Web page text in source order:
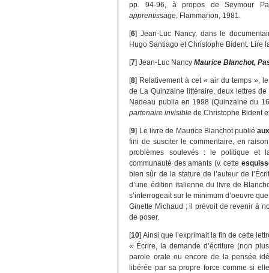
pp. 94-96, à propos de Seymour
apprentissage, Flammarion, 1981.
[6]Jean-Luc Nancy, dans le
Hugo Santiago et Christophe Bident. Lire
[7]Jean-Luc NancyMaurice Blanchot,
[8] Relativement à cet « air du temps »,
de La Quinzaine littéraire, deux lettres
Nadeau publia en 1998 (Quinzaine du
partenaire invisible de Christophe Bident
[9] Le livre de Maurice Blanchot publié
fini de susciter le commentaire, en
problèmes soulevés : le politique et
communauté des amants (v. cette
bien sûr de la stature de l’auteur de
d’une édition italienne du livre de
s’interrogeait sur le minimum d’oeuvre
Ginette Michaud ; il prévoit de revenir à
de poser.
[10]Ainsi que l’exprimait la fin de cette
« Écrire, la demande d’écriture (non
parole orale ou encore de la pensée
libérée par sa propre force comme si